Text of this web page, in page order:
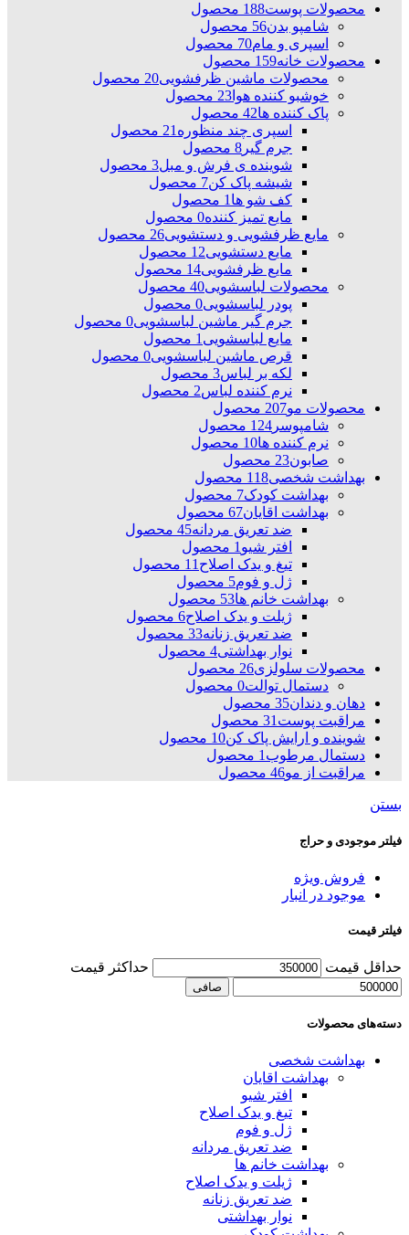
محصولات پوست188 محصول
شامپو بدن56 محصول
اسپری و مام70 محصول
محصولات خانه159 محصول
محصولات ماشین ظرفشویی20 محصول
خوشبو کننده هوا 23 محصول
پاک کننده ها42 محصول
اسپری چند منظوره21 محصول
جرم گیر 8 محصول
شوینده ی فرش و مبل3 محصول
شیشه پاک کن7 محصول
کف شو ها1 محصول
مایع تمیز کننده0 محصول
مایع ظرفشویی و دستشویی26 محصول
مایع دستشویی12 محصول
مایع ظرفشویی14 محصول
محصولات لباسشویی40 محصول
پودر لباسشویی0 محصول
جرم گیر ماشین لباسشویی0 محصول
مایع لباسشویی1 محصول
قرص ماشین لباسشویی0 محصول
لکه بر لباس3 محصول
نرم کننده لباس2 محصول
محصولات مو207 محصول
شامپوسر 124 محصول
نرم کننده ها10 محصول
صابون23 محصول
بهداشت شخصی118 محصول
بهداشت کودک7 محصول
بهداشت اقایان67 محصول
ضد تعریق مردانه45 محصول
افتر شیو1 محصول
تیغ و یدک اصلاح11 محصول
ژل و فوم5 محصول
بهداشت خانم ها53 محصول
ژیلت و یدک اصلاح6 محصول
ضد تعریق زنانه33 محصول
نوار بهداشتی4 محصول
محصولات سلولزی26 محصول
دستمال توالت0 محصول
دهان و دندان35 محصول
مراقبت پوست31 محصول
شوینده و ارایش پاک کن10 محصول
دستمال مرطوب1 محصول
مراقبت از مو46 محصول
بستن
فیلتر موجودی و حراج
فروش ویژه
موجود در انبار
فیلتر قیمت
حداقل قیمت حداكثر قيمت
صافی
دسته‌های محصولات
بهداشت شخصی
بهداشت اقایان
افتر شیو
تیغ و یدک اصلاح
ژل و فوم
ضد تعریق مردانه
بهداشت خانم ها
ژیلت و یدک اصلاح
ضد تعریق زنانه
نوار بهداشتی